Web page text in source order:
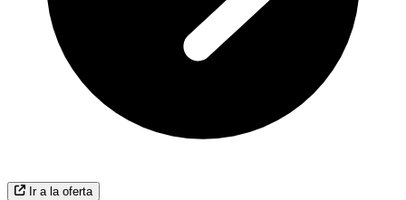
Ir a la oferta